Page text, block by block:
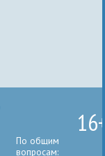
По общим
вопросам: